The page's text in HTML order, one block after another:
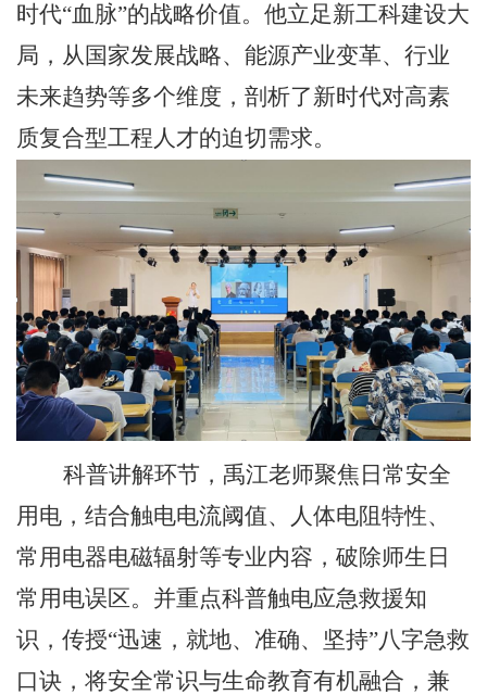
时代“血脉”的战略价值。他立足新工科建设大
局，从国家发展战略、能源产业变革、行业
未来趋势等多个维度，剖析了新时代对高素
质复合型工程人才的迫切需求。
科普讲解环节，禹江老师聚焦日常安全
用电，结合触电电流阈值、人体电阻特性、
常用电器电磁辐射等专业内容，破除师生日
常用电误区。并重点科普触电应急救援知
识，传授“迅速，就地、准确、坚持”八字急救
口诀，将安全常识与生命教育有机融合，兼